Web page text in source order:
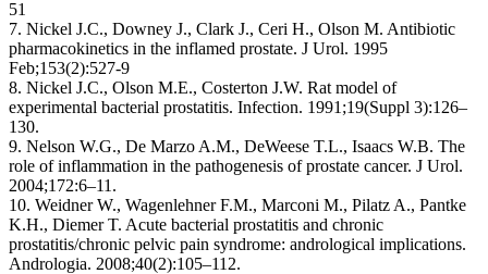
51
7. Nickel J.C., Downey J., Clark J., Ceri H., Olson M. Antibiotic
pharmacokinetics in the inflamed prostate. J Urol. 1995
Feb;153(2):527-9
8. Nickel J.C., Olson M.E., Costerton J.W. Rat model of
experimental bacterial prostatitis. Infection. 1991;19(Suppl 3):126–
130.
9. Nelson W.G., De Marzo A.M., DeWeese T.L., Isaacs W.B. The
role of inflammation in the pathogenesis of prostate cancer. J Urol.
2004;172:6–11.
10. Weidner W., Wagenlehner F.M., Marconi M., Pilatz A., Pantke
K.H., Diemer T. Acute bacterial prostatitis and chronic
prostatitis/chronic pelvic pain syndrome: andrological implications.
Andrologia. 2008;40(2):105–112.